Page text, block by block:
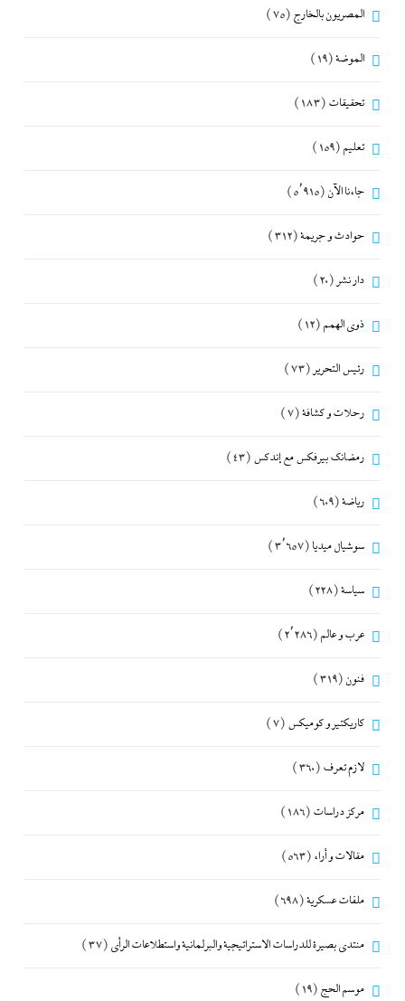
المصريون بالخارج (75)
الموضة(19)
تحقيقات (183)
تعليم (159)
جاءنا الآن (5٬915)
حوادث و جريمة(312)
دار نشر (20)
ذوى الهمم (12)
رئيس التحرير (73)
رحلات و كشافة(7)
رمضانك بيرفكس مع إندكس (43)
رياضة(609)
سوشيال ميديا (3٬657)
سياسة(228)
عرب و عالم (2٬286)
فنون (319)
كاريكتير و كوميكس (7)
لازم تعرف (360)
مركز دراسات (186)
مقالات و أراء (563)
ملفات عسكرية(698)
منتدى بصيرة للدراسات الاستراتيجية والبرلمانية واستطلاعات الرأى (37)
موسم الحج (19)